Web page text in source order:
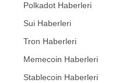
Polkadot Haberleri
Sui Haberleri
Tron Haberleri
Memecoin Haberleri
Stablecoin Haberleri